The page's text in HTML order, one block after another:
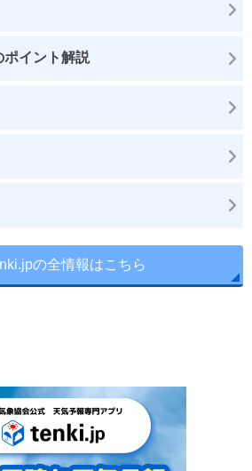
ポイント解説
の全情報はこちら